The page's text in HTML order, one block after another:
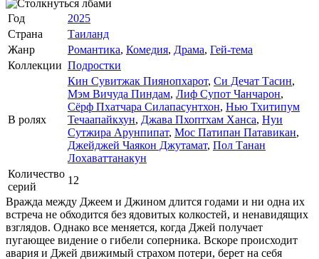
Год
2025
Страна
Таиланд
Жанр
Романтика, Комедия, Драма, Гей-тема
Коллекции Подростки
В ролях
Кин Сувитжак Пиянопхарот, Си Дечат Тасин,
Мэм Вичуда Пиндам, Лиф Супот Чанчарон,
Сёрф Пхатчара Силапасунтхон, Нью Тхитипум
Течаапайкхун, Джава Пхоптхам Ханса, Нуи
Сутжира Арунпипат, Мос Патипан Патавикан,
Джейджей Чаякон Джутамат, Пол Танан
Лохаваттанакун
Количество
серий
12
Вражда между Джеем и Джином длится годами и ни одна их
встреча не обходится без ядовитых колкостей, и ненавидящих
взглядов. Однако все меняется, когда Джей получает
пугающее видение о гибели соперника. Вскоре происходит
авария и Джей движимый страхом потери, берет на себя